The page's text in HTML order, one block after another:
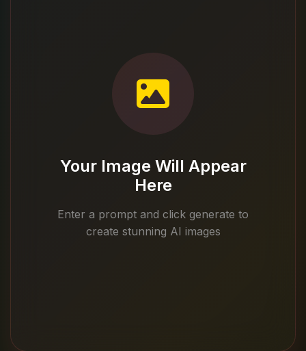
Your Image Will Appear
Here
Enter a prompt and click generate to
create stunning AI images